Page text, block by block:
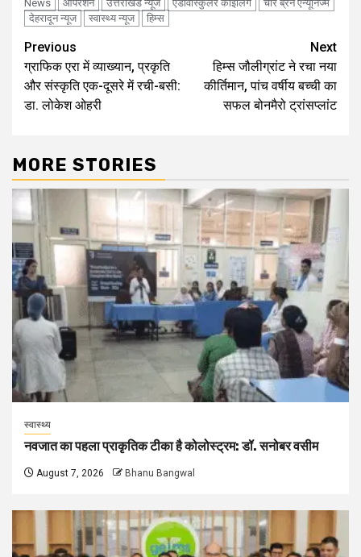
News
आपरेशन उत्तराखंड न्यूज एंडोवास्कुलर कॉइलिंग
चार ब्रेन एन्यूनिज्म
देहरादून न्यूज
स्वास्थ्य न्यूज हिम्स
Continue
Reading
Previous
ग्राफिक एरा में व्याख्यान, प्रकृति
और संस्कृति एक-दूसरे में रची-बसी:
डा. लोकेश ओहरी
Next
हिम्स जौलीग्रांट ने रचा नया
कीर्तिमान, पांच वर्षीय बच्ची का
सफल बोनमैरो ट्रांसप्लांट
MORE STORIES
स्वास्थ्य
नवजात का पहला प्राकृतिक टीका है कोलोस्ट्रम: डॉ. सनोबर वसीम
August 7, 2026 Bhanu Bangwal